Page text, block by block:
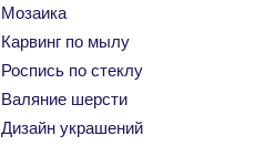
Мозаика
Карвинг по мылу
Роспись по стеклу
Валяние шерсти
Дизайн украшений